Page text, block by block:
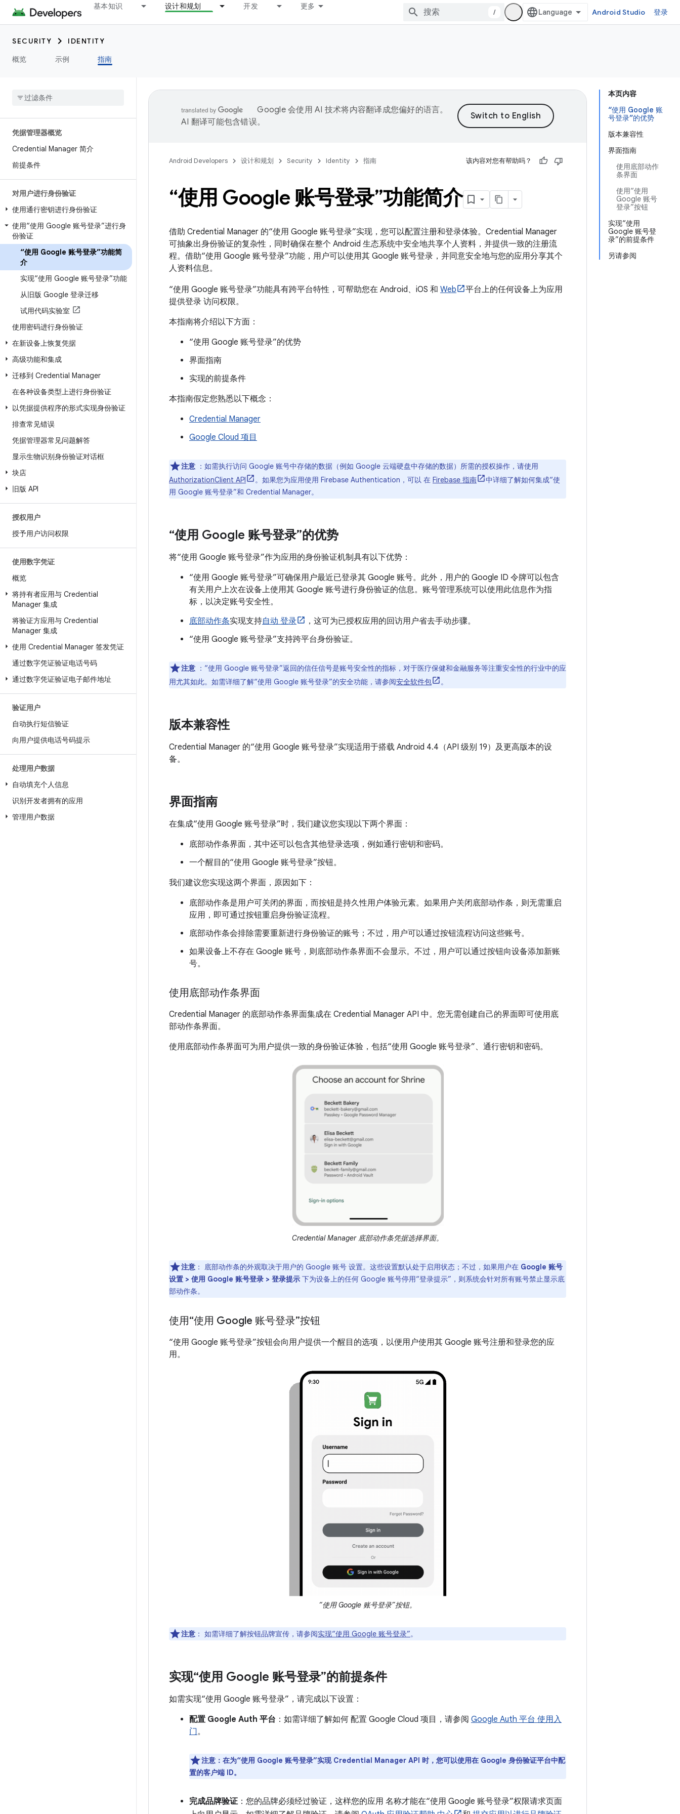
基本知识 设计和规划 开发 更多
/ Android Studio 登录
SECURITY
IDENTITY
概览
示例 指南
凭据管理器概览
Credential Manager 简介
前提条件
对用户进行身份验证
使用通行密钥进行身份验证
使用“使用 Google 账号登录”进行身
份验证
“使用 Google 账号登录”功能简
介
实现“使用 Google 账号登录”功能
从旧版 Google 登录迁移
试用代码实验室
使用密码进行身份验证
在新设备上恢复凭据
高级功能和集成
迁移到 Credential Manager
在各种设备类型上进行身份验证
以凭据提供程序的形式实现身份验证
排查常见错误
凭据管理器常见问题解答
显示生物识别身份验证对话框
块店
旧版 API
授权用户
授予用户访问权限
使用数字凭证
概览
将持有者应用与 Credential
Manager 集成
将验证方应用与 Credential
Manager 集成
使用 Credential Manager 签发凭证
通过数字凭证验证电话号码
通过数字凭证验证电子邮件地址
验证用户
自动执行短信验证
向用户提供电话号码提示
处理用户数据
自动填充个人信息
识别开发者拥有的应用
管理用户数据
本页内容
“使用 Google 账
号登录”的优势
版本兼容性
界面指南
使用底部动作
条界面
使用“使用
Google 账号
登录”按钮
实现“使用
Google 账号登
录”的前提条件
另请参阅
Google 会使用 AI 技术将内容翻译成您偏好的语言。
AI 翻译可能包含错误。
Android Developers 设计和规划 Security Identity 指南 该内容对您有帮助吗？
“使用 Google 账号登录”功能简介
借助 Credential Manager 的“使用 Google 账号登录”实现，您可以配置注册和登录体验。Credential Manager
可抽象出身份验证的复杂性，同时确保在整个 Android 生态系统中安全地共享个人资料，并提供一致的注册流
程。借助“使用 Google 账号登录”功能，用户可以使用其 Google 账号登录，并同意安全地与您的应用分享其个
人资料信息。
“使用 Google 账号登录”功能具有跨平台特性，可帮助您在 Android、iOS 和 Web
平台上的任何设备上为应用
提供登录 访问权限。
本指南将介绍以下方面：
“使用 Google 账号登录”的优势
界面指南
实现的前提条件
本指南假定您熟悉以下概念：
Credential Manager
Google Cloud 项目
注意 ：如需执行访问 Google 账号中存储的数据（例如 Google 云端硬盘中存储的数据）所需的授权操作，请使用
AuthorizationClient API
。如果您为应用使用 Firebase Authentication，可以 在 Firebase 指南
中详细了解如何集成“使
用 Google 账号登录”和 Credential Manager。
“使用 Google 账号登录”的优势
将“使用 Google 账号登录”作为应用的身份验证机制具有以下优势：
“使用 Google 账号登录”可确保用户最近已登录其 Google 账号。此外，用户的 Google ID 令牌可以包含
有关用户上次在设备上使用其 Google 账号进行身份验证的信息。账号管理系统可以使用此信息作为指
标，以决定账号安全性。
底部动作条实现支持自动 登录
，这可为已授权应用的回访用户省去手动步骤。
“使用 Google 账号登录”支持跨平台身份验证。
注意 ：“使用 Google 账号登录”返回的信任信号是账号安全性的指标，对于医疗保健和金融服务等注重安全性的行业中的应
用尤其如此。如需详细了解“使用 Google 账号登录”的安全功能，请参阅安全软件包 。
版本兼容性
Credential Manager 的“使用 Google 账号登录”实现适用于搭载 Android 4.4（API 级别 19）及更高版本的设
备。
界面指南
在集成“使用 Google 账号登录”时，我们建议您实现以下两个界面：
底部动作条界面，其中还可以包含其他登录选项，例如通行密钥和密码。
一个醒目的“使用 Google 账号登录”按钮。
我们建议您实现这两个界面，原因如下：
底部动作条是用户可关闭的界面，而按钮是持久性用户体验元素。如果用户关闭底部动作条，则无需重启
应用，即可通过按钮重启身份验证流程。
底部动作条会排除需要重新进行身份验证的账号；不过，用户可以通过按钮流程访问这些账号。
如果设备上不存在 Google 账号，则底部动作条界面不会显示。不过，用户可以通过按钮向设备添加新账
号。
使用底部动作条界面
Credential Manager 的底部动作条界面集成在 Credential Manager API 中。您无需创建自己的界面即可使用底
部动作条界面。
使用底部动作条界面可为用户提供一致的身份验证体验，包括“使用 Google 账号登录”、通行密钥和密码。
Credential Manager 底部动作条凭据选择界面。
注意 ： 底部动作条的外观取决于用户的 Google 账号 设置。这些设置默认处于启用状态；不过，如果用户在 Google 账号
设置 > 使用 Google 账号登录 > 登录提示 下为设备上的任何 Google 账号停用“登录提示”，则系统会针对所有账号禁止显示底
部动作条。
使用“使用 Google 账号登录”按钮
“使用 Google 账号登录”按钮会向用户提供一个醒目的选项，以便用户使用其 Google 账号注册和登录您的应
用。
“使用 Google 账号登录”按钮。
注意 ： 如需详细了解按钮品牌宣传，请参阅实现“使用 Google 账号登录”。
实现“使用 Google 账号登录”的前提条件
如需实现“使用 Google 账号登录”，请完成以下设置：
配置 Google Auth 平台 ：如需详细了解如何 配置 Google Cloud 项目，请参阅 Google Auth 平台 使用入
门。
注意：在为“使用 Google 账号登录”实现 Credential Manager API 时，您可以使用在 Google 身份验证平台中配
置的客户端 ID。
完成品牌验证：您的品牌必须经过验证，这样您的应用 名称才能在“使用 Google 账号登录”权限请求页面